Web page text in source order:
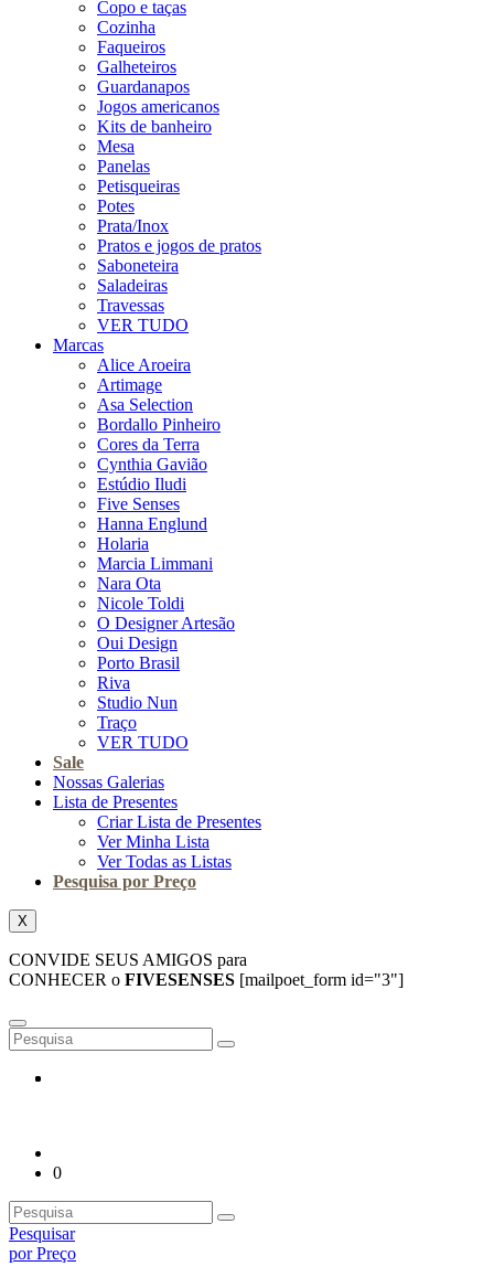
Copo e taças
Cozinha
Faqueiros
Galheteiros
Guardanapos
Jogos americanos
Kits de banheiro
Mesa
Panelas
Petisqueiras
Potes
Prata/Inox
Pratos e jogos de pratos
Saboneteira
Saladeiras
Travessas
VER TUDO
Marcas
Alice Aroeira
Artimage
Asa Selection
Bordallo Pinheiro
Cores da Terra
Cynthia Gavião
Estúdio Iludi
Five Senses
Hanna Englund
Holaria
Marcia Limmani
Nara Ota
Nicole Toldi
O Designer Artesão
Oui Design
Porto Brasil
Riva
Studio Nun
Traço
VER TUDO
Sale
Nossas Galerias
Lista de Presentes
Criar Lista de Presentes
Ver Minha Lista
Ver Todas as Listas
Pesquisa por Preço
X
CONVIDE SEUS AMIGOS para
CONHECER o FIVESENSES [mailpoet_form id="3"]
0
Pesquisar
por Preço